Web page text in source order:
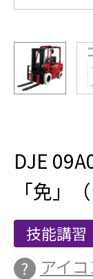
DJE
「免」
技能講習
アイ